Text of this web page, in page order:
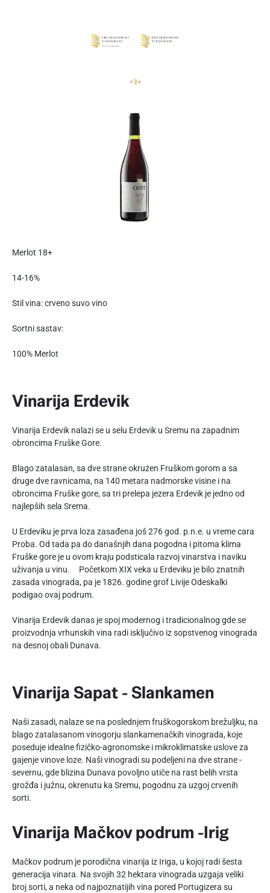
Merlot 18+
14-16%
Stil vina: crveno suvo vino
Sortni sastav:
100% Merlot
Vinarija Erdevik
Vinarija Erdevik nalazi se u selu Erdevik u Sremu na zapadnim
obroncima Fruške Gore.
Blago zatalasan, sa dve strane okrużen Fruškom gorom a sa
druge dve ravnicama, na 140 metara nadmorske visine i na
obroncima Fruške gore, sa tri prelepa jezera Erdevik je jedno od
najlepših sela Srema.
U Erdeviku je prva loza zasađena još 276 god. p.n.e. u vreme cara
Proba. Od tada pa do današnjih dana pogodna i pitoma klima
Fruške gore je u ovom kraju podsticala razvoj vinarstva i naviku
uživanja u vinu. Početkom XIX veka u Erdeviku je bilo znatnih
zasada vinograda, pa je 1826. godine grof Livije Odeskalki
podigao ovaj podrum.
Vinarija Erdevik danas je spoj modernog i tradicionalnog gde se
proizvodnja vrhunskih vina radi isključivo iz sopstvenog vinograda
na desnoj obali Dunava.
Vinarija Sapat - Slankamen
Naši zasadi, nalaze se na poslednjem fruškogorskom brežuljku, na
blago zatalasanom vinogorju slankamenačkih vinograda, koje
poseduje idealne fizičko-agronomske i mikroklimatske uslove za
gajenje vinove loze. Naši vinogradi su podeljeni na dve strane -
severnu, gde blizina Dunava povoljno utiče na rast belih vrsta
grožđa i južnu, okrenutu ka Sremu, pogodnu za uzgoj crvenih
sorti.
Vinarija Mačkov podrum -Irig
Mačkov podrum je porodična vinarija iz Iriga, u kojoj radi šesta
generacija vinara. Na svojih 32 hektara vinograda uzgaja veliki
broj sorti, a neka od najpoznatijih vina pored Portugizera su